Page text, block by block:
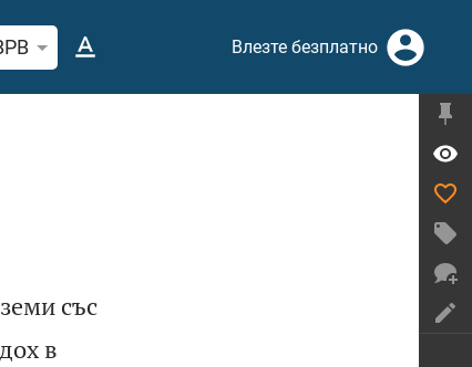
стих или дума в БиблиятаВлезте безплатно
със
в